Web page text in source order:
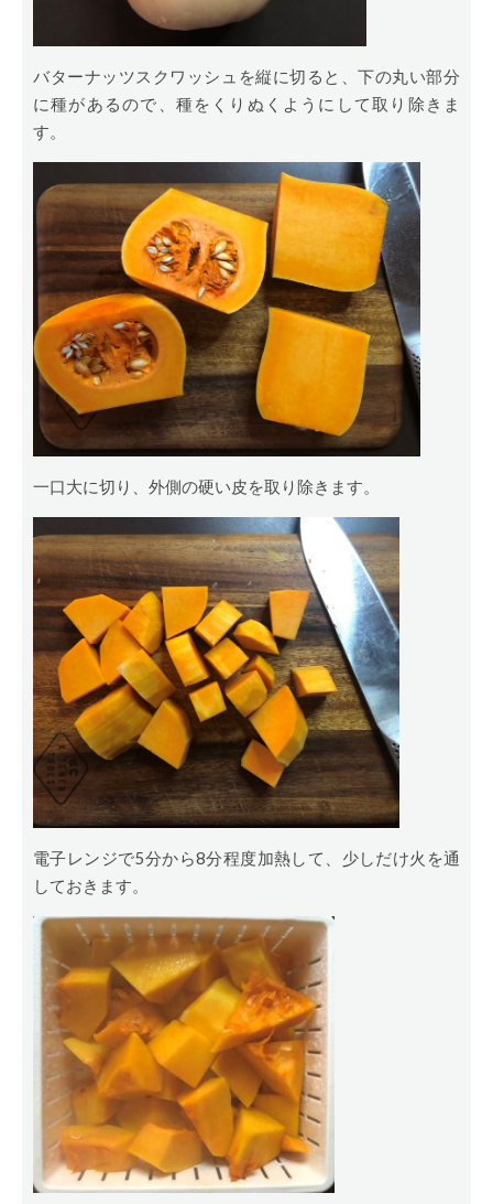
バターナッツスクワッシュを縦に切ると、下の丸い部分
に種があるので、種をくりぬくようにして取り除きま
す。
一口大に切り、外側の硬い皮を取り除きます。
電子レンジで5分から8分程度加熱して、少しだけ火を通
しておきます。